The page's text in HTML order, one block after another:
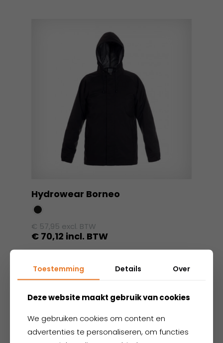
Hydrowear Borneo
€ 57,95 excl. BTW
€ 70,12 incl. BTW
Dit
variaties.
optie
kan
Toestemming Details Over
Deze website maakt gebruik van cookies
We gebruiken cookies om content en
advertenties te personaliseren, om functies